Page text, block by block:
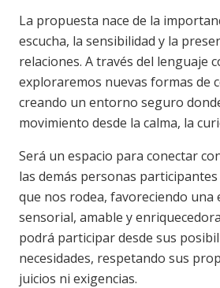
La propuesta nace de la
escucha, la sensibilidad y la
relaciones. A través del lenguaje
exploraremos nuevas formas de
creando un entorno seguro
movimiento desde la calma, la
Será un espacio para conectar
las demás personas
que nos rodea, favoreciendo una
sensorial, amable y
podrá participar desde sus
necesidades, respetando sus
juicios ni exigencias.